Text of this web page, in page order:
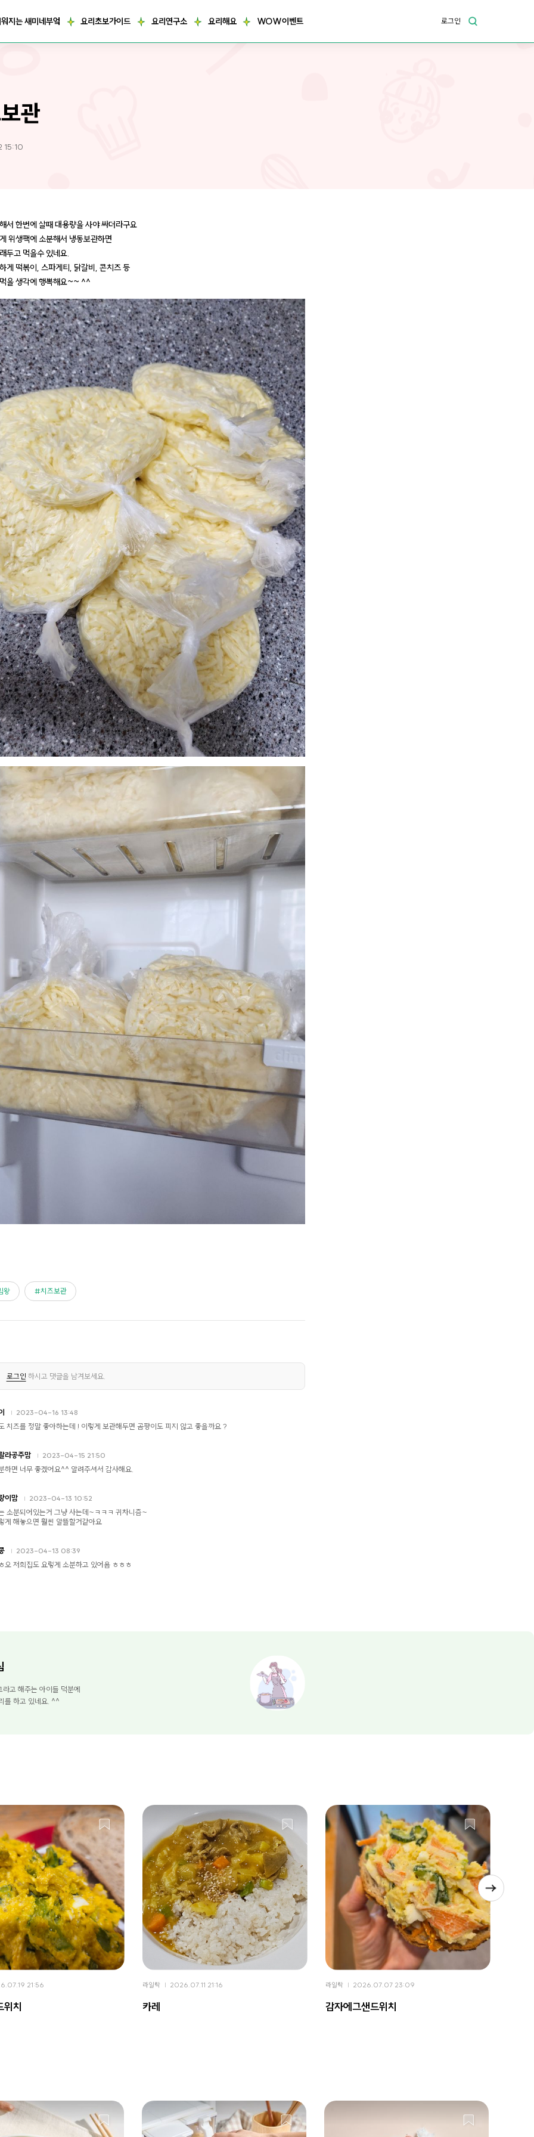
지는 새미네부엌 요리초보가이드 요리연구소 요리해요 WOW이벤트 로그인
관
15:10
서 한번에 살때 대용량을 사야 싸더라구요
위생팩에 소분해서 냉동보관하면
두고 먹을수 있네요.
게 떡볶이, 스파게티, 닭갈비, 콘치즈 등
을 생각에 행뽁해요~~ ^^
왕 치즈보관
로그인 하시고 댓글을 남겨보세요.
2023-04-16 13:48
치즈를 정말 좋아하는데 ! 이렇게 보관해두면 곰팡이도 피지 않고 좋을까요 ?
라공주맘 2023-04-15 21:50
하면 너무 좋겠어요^^ 알려주셔서 감사해요.
이맘 2023-04-13 10:52
소분되어있는거 그냥 사는데~ㅋㅋㅋ 귀차니즘~
게 해놓으면 훨씬 알뜰할거같아요
2023-04-13 08:39
오 저희집도 요렇게 소분하고 있어욤 ㅎㅎㅎ
라고 해주는 아이들 덕분에
를 하고 있네요. ^^
21:56
치
라일락 2026.07.11 21:16
카레
라일락 2026.07.07 23:09
감자에그샌드위치